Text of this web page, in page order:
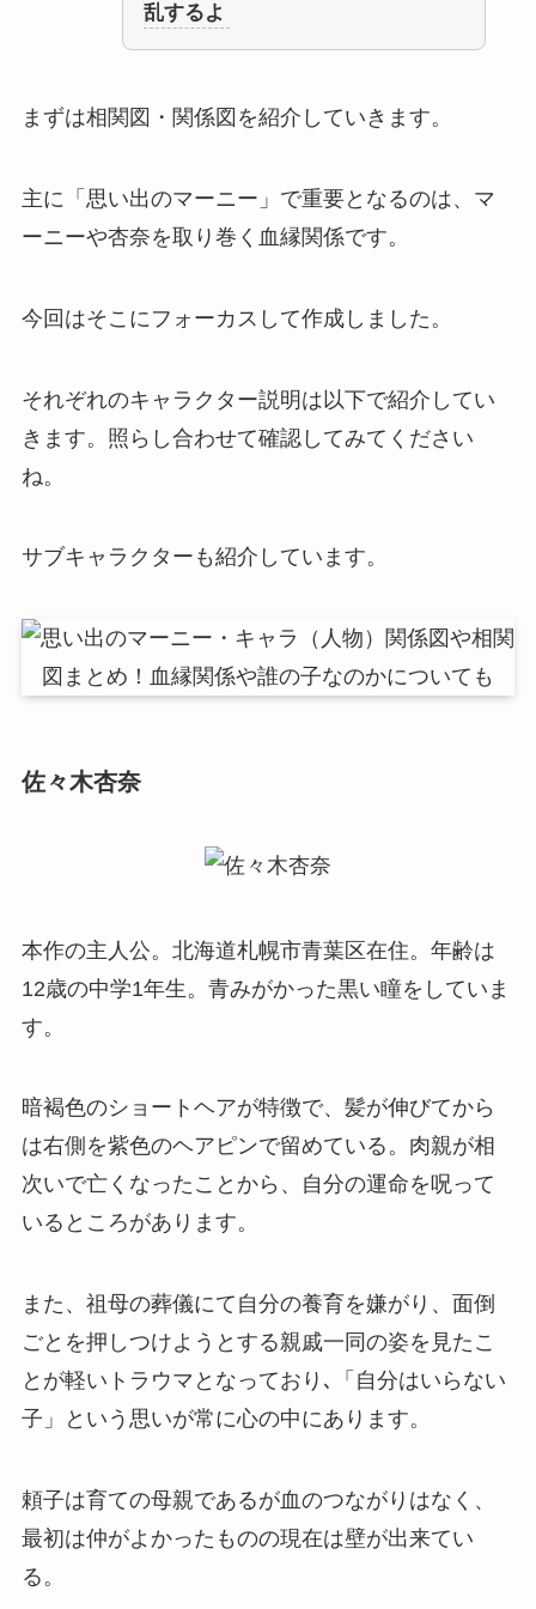
乱するよ
まずは相関図・関係図を紹介していきます。
主に「思い出のマーニー」で重要となるのは、マ
ーニーや杏奈を取り巻く血縁関係です。
今回はそこにフォーカスして作成しました。
それぞれのキャラクター説明は以下で紹介してい
きます。照らし合わせて確認してみてください
ね。
サブキャラクターも紹介しています。
佐々木杏奈
本作の主人公。北海道札幌市青葉区在住。年齢は
12歳の中学1年生。青みがかった黒い瞳をしていま
す。
暗褐色のショートヘアが特徴で、髪が伸びてから
は右側を紫色のヘアピンで留めている。肉親が相
次いで亡くなったことから、自分の運命を呪って
いるところがあります。
また、祖母の葬儀にて自分の養育を嫌がり、面倒
ごとを押しつけようとする親戚一同の姿を見たこ
とが軽いトラウマとなっており､「自分はいらない
子」という思いが常に心の中にあります。
頼子は育ての母親であるが血のつながりはなく、
最初は仲がよかったものの現在は壁が出来てい
る。